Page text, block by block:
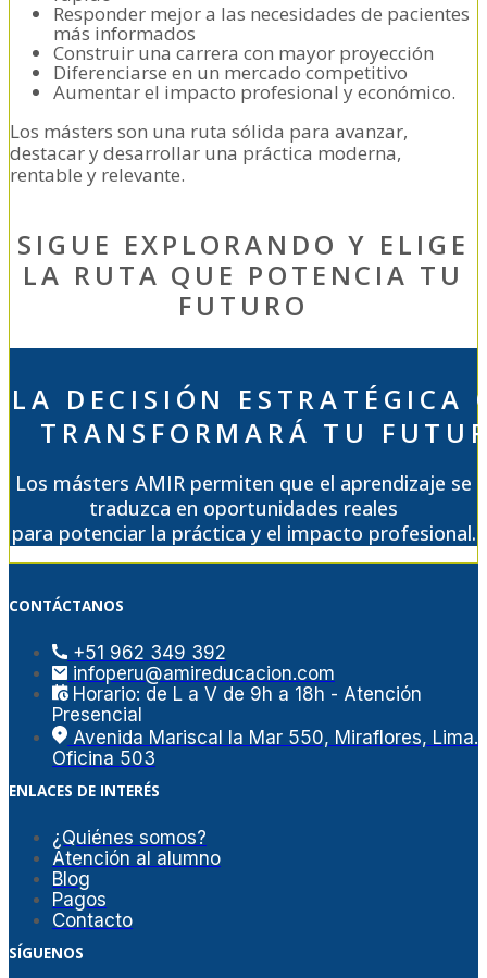
Responder mejor a las necesidades de pacientes
más informados
Construir una carrera con mayor proyección
Diferenciarse en un mercado competitivo
Aumentar el impacto profesional y económico.
Los másters son una ruta sólida para avanzar,
destacar y desarrollar una práctica moderna,
rentable y relevante.
SIGUE EXPLORANDO Y ELIGE
LA RUTA QUE POTENCIA TU
FUTURO
LA DECISIÓN ESTRATÉGICA
TRANSFORMARÁ TU
Los másters AMIR permiten que el aprendizaje se
traduzca en oportunidades reales
para potenciar la práctica y el impacto profesional.
CONTÁCTANOS
+51 962 349 392
infoperu@amireducacion.com
Horario: de L a V de 9h a 18h - Atención
Presencial
Avenida Mariscal la Mar 550, Miraflores, Lima.
Oficina 503
ENLACES DE INTERÉS
¿Quiénes somos?
Atención al alumno
Blog
Pagos
Contacto
SÍGUENOS